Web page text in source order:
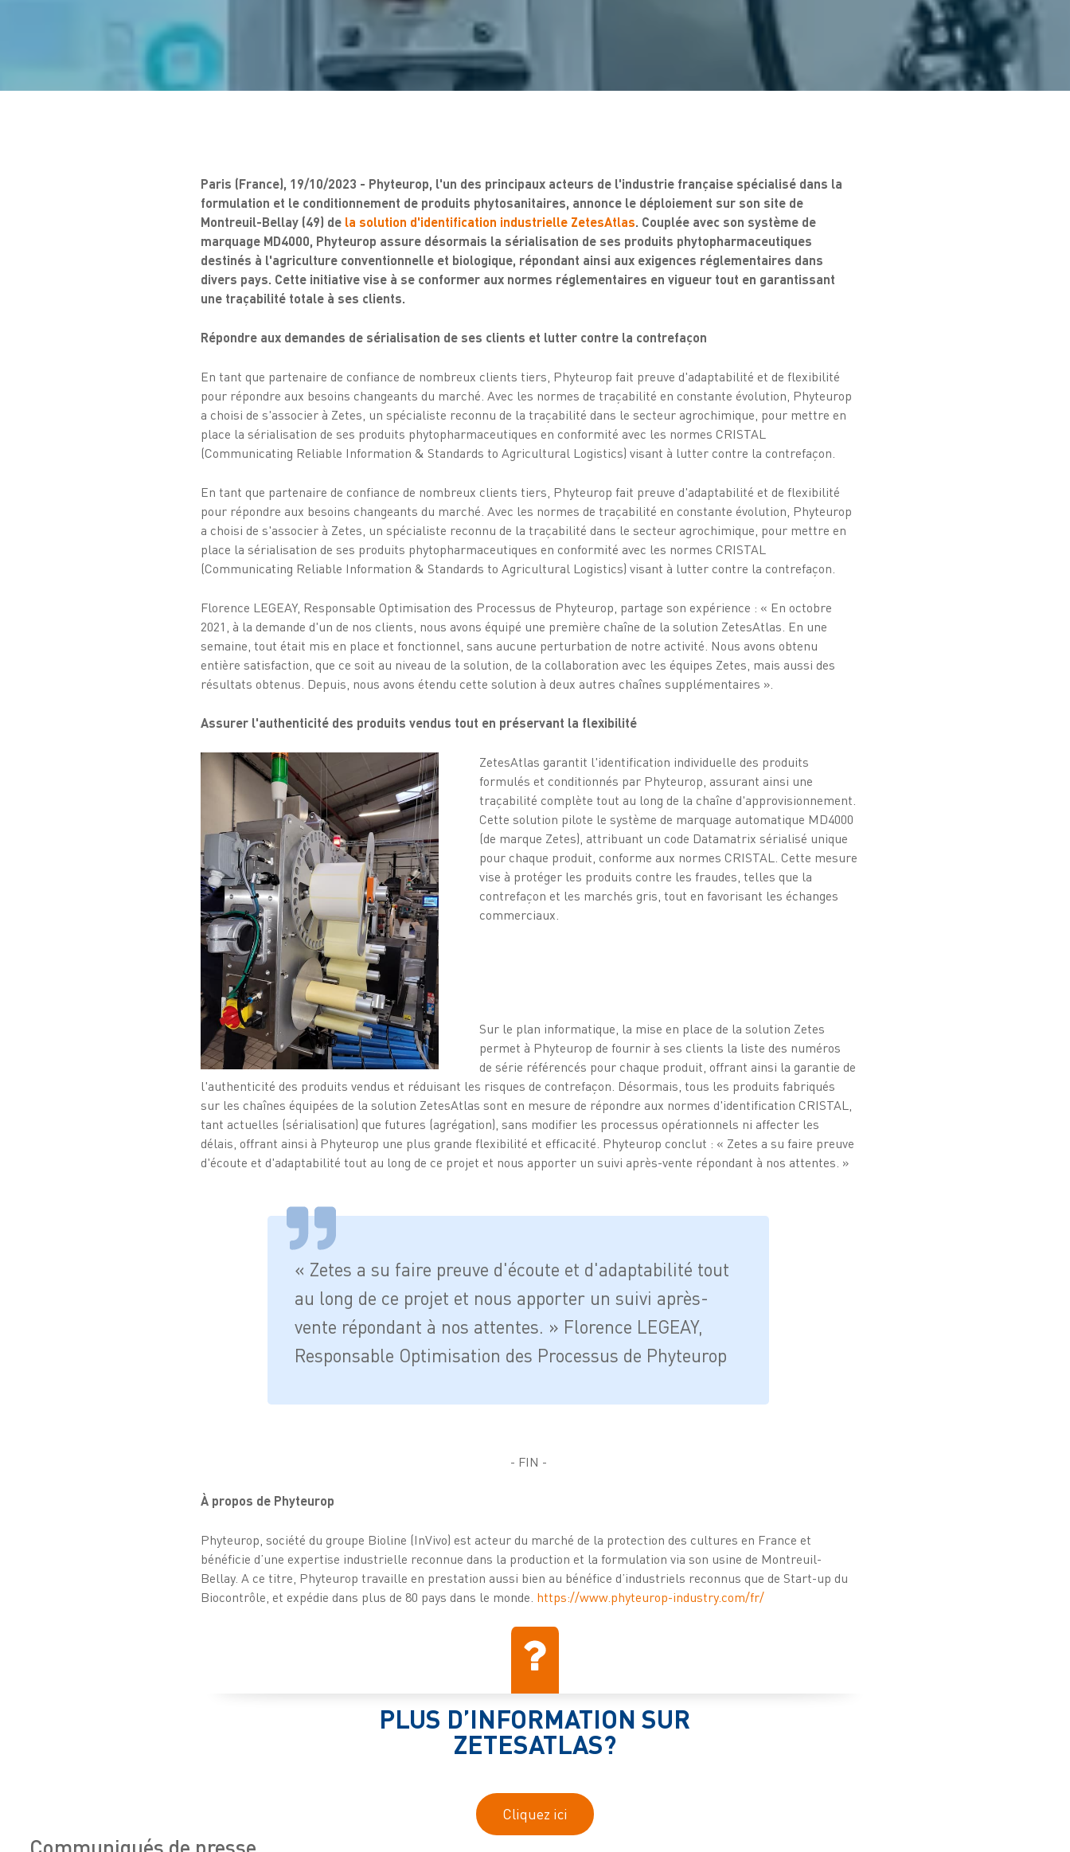
Paris (France), 19/10/2023 - Phyteurop, l'un des principaux acteurs de l'industrie française spécialisé dans la
formulation et le conditionnement de produits phytosanitaires, annonce le déploiement sur son site de
Montreuil-Bellay (49) de la solution d'identification industrielle ZetesAtlas . Couplée avec son système de
marquage MD4000, Phyteurop assure désormais la sérialisation de ses produits phytopharmaceutiques
destinés à l'agriculture conventionnelle et biologique, répondant ainsi aux exigences réglementaires dans
divers pays. Cette initiative vise à se conformer aux normes réglementaires en vigueur tout en garantissant
une traçabilité totale à ses clients.
Répondre aux demandes de sérialisation de ses clients et lutter contre la contrefaçon
En tant que partenaire de confiance de nombreux clients tiers, Phyteurop fait preuve d'adaptabilité et de flexibilité
pour répondre aux besoins changeants du marché. Avec les normes de traçabilité en constante évolution, Phyteurop
a choisi de s'associer à Zetes, un spécialiste reconnu de la traçabilité dans le secteur agrochimique, pour mettre en
place la sérialisation de ses produits phytopharmaceutiques en conformité avec les normes CRISTAL
(Communicating Reliable Information & Standards to Agricultural Logistics) visant à lutter contre la contrefaçon.
En tant que partenaire de confiance de nombreux clients tiers, Phyteurop fait preuve d'adaptabilité et de flexibilité
pour répondre aux besoins changeants du marché. Avec les normes de traçabilité en constante évolution, Phyteurop
a choisi de s'associer à Zetes, un spécialiste reconnu de la traçabilité dans le secteur agrochimique, pour mettre en
place la sérialisation de ses produits phytopharmaceutiques en conformité avec les normes CRISTAL
(Communicating Reliable Information & Standards to Agricultural Logistics) visant à lutter contre la contrefaçon.
Florence LEGEAY, Responsable Optimisation des Processus de Phyteurop, partage son expérience : « En octobre
2021, à la demande d'un de nos clients, nous avons équipé une première chaîne de la solution ZetesAtlas. En une
semaine, tout était mis en place et fonctionnel, sans aucune perturbation de notre activité. Nous avons obtenu
entière satisfaction, que ce soit au niveau de la solution, de la collaboration avec les équipes Zetes, mais aussi des
résultats obtenus. Depuis, nous avons étendu cette solution à deux autres chaînes supplémentaires ».
Assurer l'authenticité des produits vendus tout en préservant la flexibilité
ZetesAtlas garantit l'identification individuelle des produits
formulés et conditionnés par Phyteurop, assurant ainsi une
traçabilité complète tout au long de la chaîne d'approvisionnement.
Cette solution pilote le système de marquage automatique MD4000
(de marque Zetes), attribuant un code Datamatrix sérialisé unique
pour chaque produit, conforme aux normes CRISTAL. Cette mesure
vise à protéger les produits contre les fraudes, telles que la
contrefaçon et les marchés gris, tout en favorisant les échanges
commerciaux.
Sur le plan informatique, la mise en place de la solution Zetes
permet à Phyteurop de fournir à ses clients la liste des numéros
de série référencés pour chaque produit, offrant ainsi la garantie de
l'authenticité des produits vendus et réduisant les risques de contrefaçon. Désormais, tous les produits fabriqués
sur les chaînes équipées de la solution ZetesAtlas sont en mesure de répondre aux normes d'identification CRISTAL,
tant actuelles (sérialisation) que futures (agrégation), sans modifier les processus opérationnels ni affecter les
délais, offrant ainsi à Phyteurop une plus grande flexibilité et efficacité. Phyteurop conclut : « Zetes a su faire preuve
d'écoute et d'adaptabilité tout au long de ce projet et nous apporter un suivi après-vente répondant à nos attentes. »
« Zetes a su faire preuve d'écoute et d'adaptabilité tout
au long de ce projet et nous apporter un suivi après-
vente répondant à nos attentes. » Florence LEGEAY,
Responsable Optimisation des Processus de Phyteurop
- FIN -
À propos de Phyteurop
Phyteurop, société du groupe Bioline (InVivo) est acteur du marché de la protection des cultures en France et
bénéficie d’une expertise industrielle reconnue dans la production et la formulation via son usine de Montreuil-
Bellay. A ce titre, Phyteurop travaille en prestation aussi bien au bénéfice d’industriels reconnus que de Start-up du
Biocontrôle, et expédie dans plus de 80 pays dans le monde. https://www.phyteurop-industry.com/fr/
PLUS D’INFORMATION SUR
ZETESATLAS?
Cliquez ici